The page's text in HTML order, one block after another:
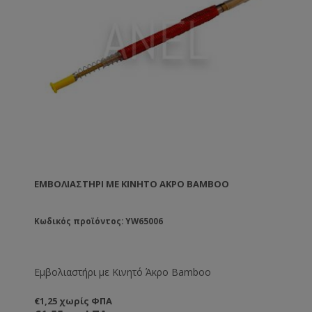
ΕΜΒΟΛΙΑΣΤΉΡΙ ΜΕ ΚΙΝΗΤΌ ΆΚΡΟ BAMBOO
Κωδικός προϊόντος: YW65006
Εμβολιαστήρι με Κινητό Άκρο Bamboo
€1,25 χωρίς ΦΠΑ